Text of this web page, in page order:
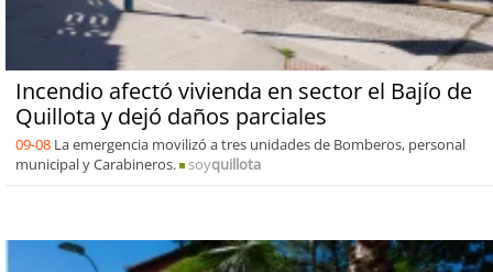
Incendio afectó vivienda en sector el Bajío de
Quillota y dejó daños parciales
09-08 La emergencia movilizó a tres unidades de Bomberos, personal
municipal y Carabineros.
soyquillota